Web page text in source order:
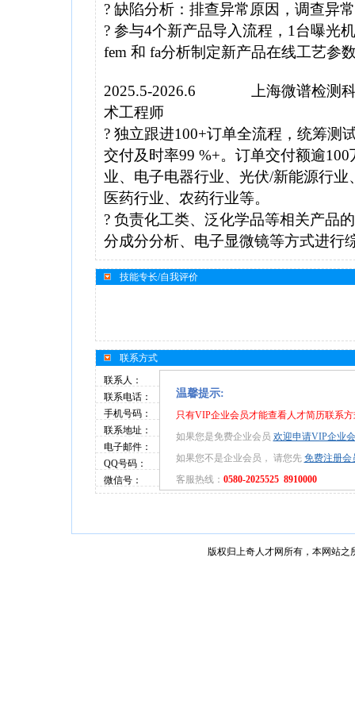
? 缺陷分析：排查异常原因，调查异
? 参与4个新产品导入流程，1台曝光
fem 和 fa分析制定新产品在线工艺参
2025.5-2026.6 上海微谱检
术工程师
? 独立跟进100+订单全流程，统筹测
交付及时率99 %+。订单交付额逾
业、电子电器行业、光伏/新能源行
医药行业、农药行业等。
? 负责化工类、泛化学品等相关产品
分成分分析、电子显微镜等方式进行
技能专长/自我评价
联系方式
联系人：
联系电话：
手机号码：
联系地址：
电子邮件：
QQ号码：
微信号：
温馨提示:
只有VIP企业会员才能查看人才简历联系方
如果您是免费企业会员 欢迎申请VIP企业
如果您不是企业会员， 请您先 免费注册会
客服热线： 0580-2025525 8910000
版权归上奇人才网所有，本网站